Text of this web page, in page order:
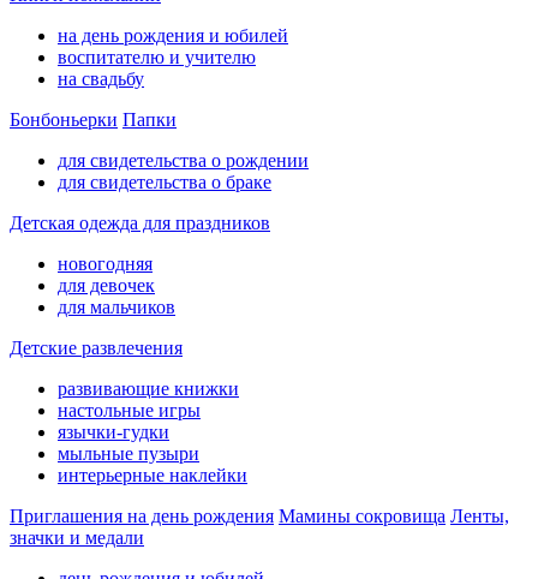
на день рождения и юбилей
воспитателю и учителю
на свадьбу
Бонбоньерки Папки
для свидетельства о рождении
для свидетельства о браке
Детская одежда для праздников
новогодняя
для девочек
для мальчиков
Детские развлечения
развивающие книжки
настольные игры
язычки-гудки
мыльные пузыри
интерьерные наклейки
Приглашения на день рождения Мамины сокровища Ленты,
значки и медали